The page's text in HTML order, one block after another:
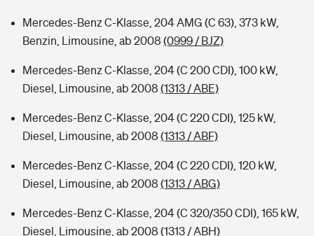
Mercedes-Benz C-Klasse, 204 AMG (C 63), 373 kW,
Benzin, Limousine, ab 2008 (0999 / BJZ)
Mercedes-Benz C-Klasse, 204 (C 200 CDI), 100 kW,
Diesel, Limousine, ab 2008 (1313 / ABE)
Mercedes-Benz C-Klasse, 204 (C 220 CDI), 125 kW,
Diesel, Limousine, ab 2008 (1313 / ABF)
Mercedes-Benz C-Klasse, 204 (C 220 CDI), 120 kW,
Diesel, Limousine, ab 2008 (1313 / ABG)
Mercedes-Benz C-Klasse, 204 (C 320/350 CDI), 165 kW,
Diesel, Limousine, ab 2008 (1313 / ABH)